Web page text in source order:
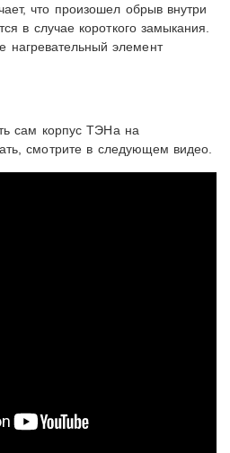
что произошел обрыв внутри
в случае короткого замыкания.
нагревательный элемент
сам корпус ТЭНа на
смотрите в следующем видео.